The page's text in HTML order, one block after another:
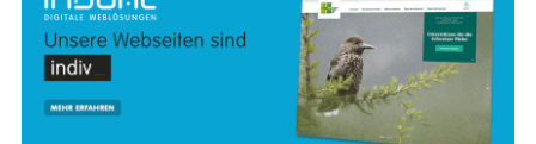
nicht vergessen
werbe